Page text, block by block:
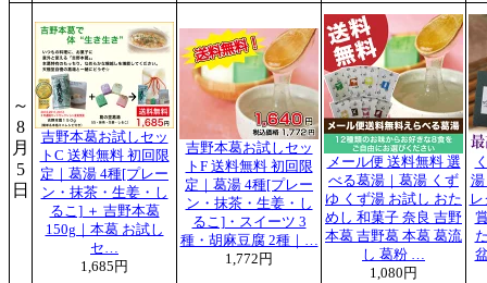
～
8
月
5
日
吉野本葛お試しセッ
トC 送料無料 初回限
定｜葛湯 4種[プレー
ン・抹茶・生姜・し
るこ] ＋ 吉野本葛
150g｜本葛 お試し
セ…
1,685円
吉野本葛お試しセッ
トF 送料無料 初回限
定｜葛湯 4種[プレー
ン・抹茶・生姜・し
るこ]・スイーツ 3
種・胡麻豆腐 2種｜…
1,772円
メール便 送料無料 選
べる葛湯｜葛湯 くず
ゆ くず湯 お試し おた
めし 和菓子 奈良 吉野
本葛 吉野葛 本葛 葛流
し 葛粉 …
1,080円
湯